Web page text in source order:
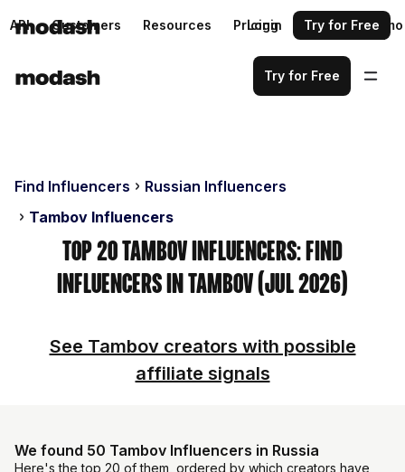
API Customers Resources Pricing Request a demo
Login Try for Free
Try for Free
Find Influencers
Russian Influencers
Tambov Influencers
Top 20 Tambov Influencers: Find
Influencers in Tambov (Jul 2026)
See Tambov creators with possible
affiliate signals
We found 50 Tambov Influencers in Russia
Here's the top 20 of them, ordered by which creators have